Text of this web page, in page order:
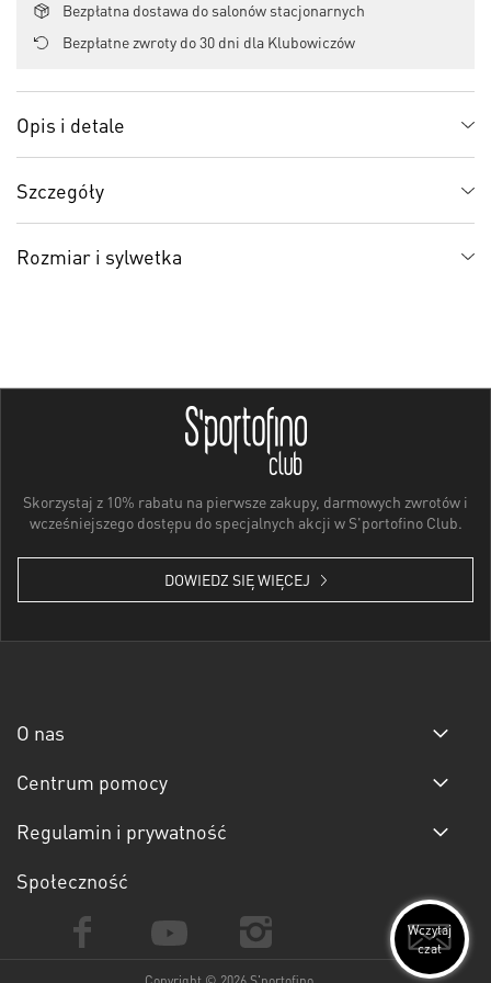
Bezpłatna dostawa do salonów stacjonarnych
Bezpłatne zwroty do 30 dni dla Klubowiczów
Opis i detale
Szczegóły
Rozmiar i sylwetka
Skorzystaj z 10% rabatu na pierwsze zakupy, darmowych zwrotów i
wcześniejszego dostępu do specjalnych akcji w S'portofino Club.
DOWIEDZ SIĘ WIĘCEJ
O nas
Centrum pomocy
Regulamin i prywatność
Społeczność
Wczytaj
czat